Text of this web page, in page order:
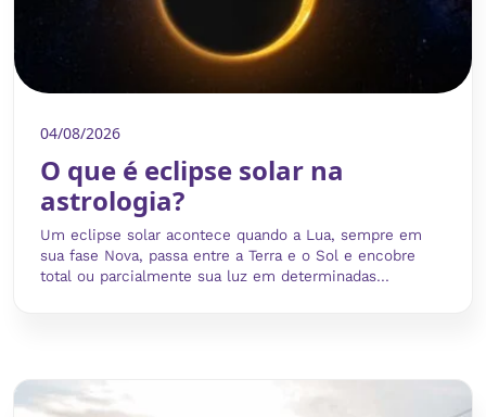
04/08/2026
O que é eclipse solar na
astrologia?
Um eclipse solar acontece quando a Lua, sempre em
sua fase Nova, passa entre a Terra e o Sol e encobre
total ou parcialmente sua luz em determinadas...